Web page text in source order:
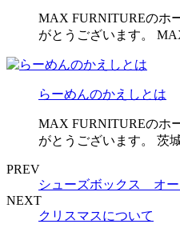
MAX FURNITUREのホ
がとうございます。
らーめんのかえしとは
MAX FURNITUREのホ
がとうございます。 茨
PREV
シューズボックス オ
NEXT
クリスマスについて